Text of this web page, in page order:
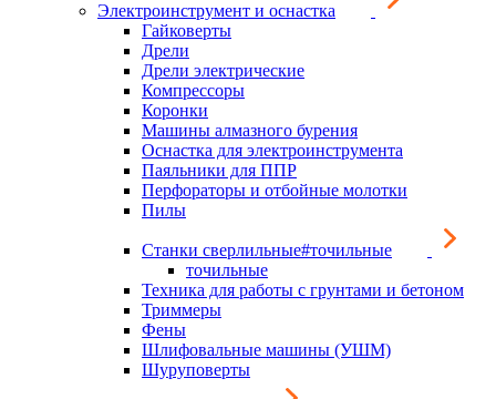
Электроинструмент и оснастка
Гайковерты
Дрели
Дрели электрические
Компрессоры
Коронки
Машины алмазного бурения
Оснастка для электроинструмента
Паяльники для ППР
Перфораторы и отбойные молотки
Пилы
Станки сверлильные#точильные
точильные
Техника для работы с грунтами и бетоном
Триммеры
Фены
Шлифовальные машины (УШМ)
Шуруповерты